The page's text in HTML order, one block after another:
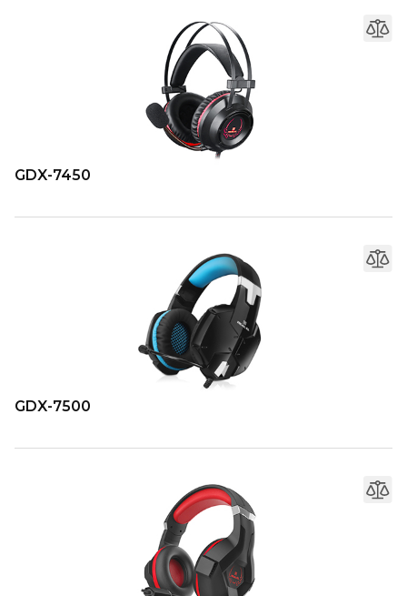
GDX-7450
GDX-7500